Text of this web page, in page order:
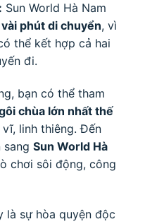
Sun World Hà Nam
phút di chuyển, vì
thể kết hợp cả hai
đi.
bạn có thể tham
chùa lớn nhất thế
linh thiêng. Đến
sang Sun World Hà
chơi sôi động, công
là sự hòa quyện độc